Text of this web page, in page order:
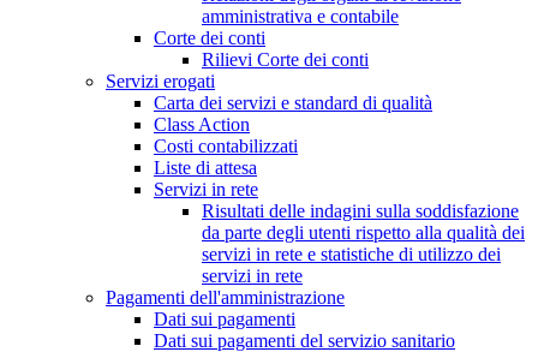
amministrativa e contabile
Corte dei conti
Rilievi Corte dei conti
Servizi erogati
Carta dei servizi e standard di qualità
Class Action
Costi contabilizzati
Liste di attesa
Servizi in rete
Risultati delle indagini sulla soddisfazione
da parte degli utenti rispetto alla qualità dei
servizi in rete e statistiche di utilizzo dei
servizi in rete
Pagamenti dell'amministrazione
Dati sui pagamenti
Dati sui pagamenti del servizio sanitario